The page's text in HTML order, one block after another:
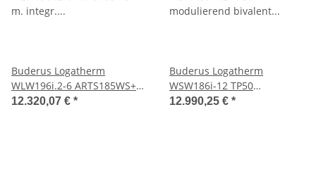
Buderus Logatherm
WLW196i.2-6 ARTS185WS+
m. integr. Speicher 184l m.
12.320,07 € *
Buderus Logatherm
WSW186i-12 TP50
modulierend bivalent 12kW
12.990,25 € *